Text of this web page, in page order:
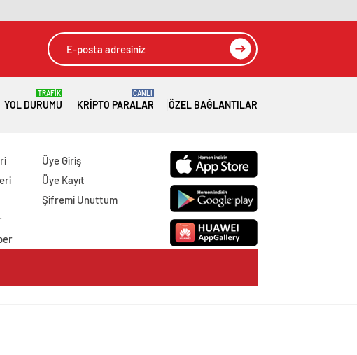
YOL DURUMU
TRAFİK
KRIPTO PARALAR
CANLI
ÖZEL BAĞLANTILAR
Üye Giriş
Üye Kayıt
Şifremi Unuttum